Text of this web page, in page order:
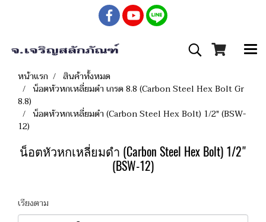
หน้าแรก
สินค้าทั้งหมด
น็อตหัวหกเหลี่ยมดำ เกรด 8.8 (Carbon Steel Hex Bolt Gr
8.8)
น็อตหัวหกเหลี่ยมดำ (Carbon Steel Hex Bolt) 1/2" (BSW-
12)
น็อตหัวหกเหลี่ยมดำ (Carbon Steel Hex Bolt) 1/2"
(BSW-12)
เรียงตาม